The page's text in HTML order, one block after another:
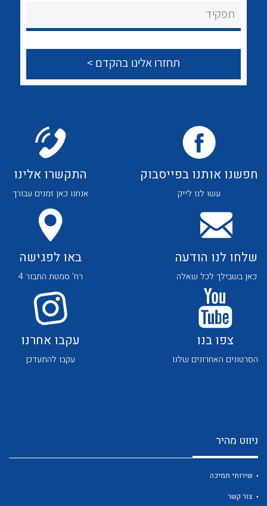
צור קשר
לכל מוצרי היצרן לכל מוצרי היצרן
תפקיד
חפשנו אותנו בפייסבוק
עשו לנו לייק
התקשרו אלינו
אנחנו כאן זמנים עבורך
שלחו לנו הודעה
כאן בשבילך לכל שאלה
באו לפגישה
רח' סמטת התבור 4
צפו בנו
הסרטונים האחרונים שלנו
עקבו אחרנו
עקבו להתעדכן
ניווט מהיר
שירותי תמיכה
צור קשר